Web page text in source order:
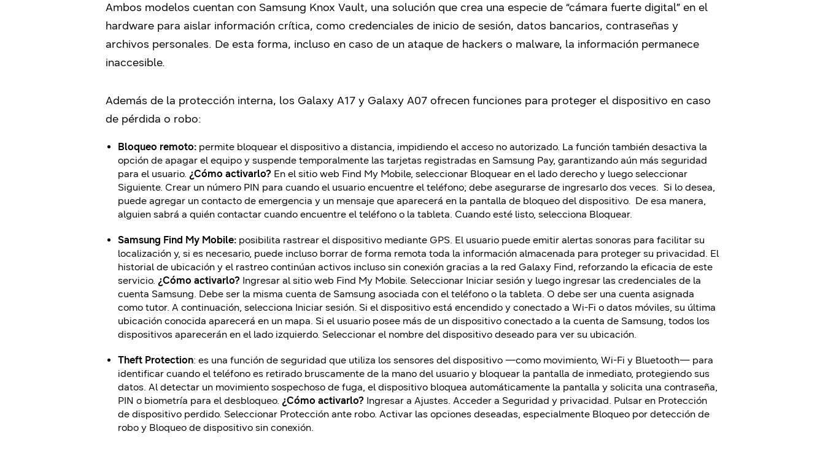
Ambos modelos cuentan con Samsung Knox Vault, una solución que crea una especie de “cámara fuerte digital” en el
hardware para aislar información crítica, como credenciales de inicio de sesión, datos bancarios, contraseñas y
archivos personales. De esta forma, incluso en caso de un ataque de hackers o malware, la información permanece
inaccesible.
Además de la protección interna, los Galaxy A17 y Galaxy A07 ofrecen funciones para proteger el dispositivo en caso
de pérdida o robo:
Bloqueo remoto: permite bloquear el dispositivo a distancia, impidiendo el acceso no autorizado. La función también desactiva la
opción de apagar el equipo y suspende temporalmente las tarjetas registradas en Samsung Pay, garantizando aún más seguridad
para el usuario. ¿Cómo activarlo? En el sitio web Find My Mobile, seleccionar Bloquear en el lado derecho y luego seleccionar
Siguiente. Crear un número PIN para cuando el usuario encuentre el teléfono; debe asegurarse de ingresarlo dos veces. Si lo desea,
puede agregar un contacto de emergencia y un mensaje que aparecerá en la pantalla de bloqueo del dispositivo. De esa manera,
alguien sabrá a quién contactar cuando encuentre el teléfono o la tableta. Cuando esté listo, selecciona Bloquear.
Samsung Find My Mobile: posibilita rastrear el dispositivo mediante GPS. El usuario puede emitir alertas sonoras para facilitar su
localización y, si es necesario, puede incluso borrar de forma remota toda la información almacenada para proteger su privacidad. El
historial de ubicación y el rastreo continúan activos incluso sin conexión gracias a la red Galaxy Find, reforzando la eficacia de este
servicio. ¿Cómo activarlo? Ingresar al sitio web Find My Mobile. Seleccionar Iniciar sesión y luego ingresar las credenciales de la
cuenta Samsung. Debe ser la misma cuenta de Samsung asociada con el teléfono o la tableta. O debe ser una cuenta asignada
como tutor. A continuación, selecciona Iniciar sesión. Si el dispositivo está encendido y conectado a Wi-Fi o datos móviles, su última
ubicación conocida aparecerá en un mapa. Si el usuario posee más de un dispositivo conectado a la cuenta de Samsung, todos los
dispositivos aparecerán en el lado izquierdo. Seleccionar el nombre del dispositivo deseado para ver su ubicación.
Theft Protection: es una función de seguridad que utiliza los sensores del dispositivo —como movimiento, Wi-Fi y Bluetooth— para
identificar cuando el teléfono es retirado bruscamente de la mano del usuario y bloquear la pantalla de inmediato, protegiendo sus
datos. Al detectar un movimiento sospechoso de fuga, el dispositivo bloquea automáticamente la pantalla y solicita una contraseña,
PIN o biometría para el desbloqueo. ¿Cómo activarlo? Ingresar a Ajustes. Acceder a Seguridad y privacidad. Pulsar en Protección
de dispositivo perdido. Seleccionar Protección ante robo. Activar las opciones deseadas, especialmente Bloqueo por detección de
robo y Bloqueo de dispositivo sin conexión.